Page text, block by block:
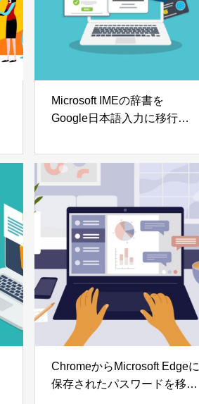
Microsoft IMEの辞書を
Google日本語入力に移行す
ChromeからMicrosoft Edgeに
保存されたパスワードを移行